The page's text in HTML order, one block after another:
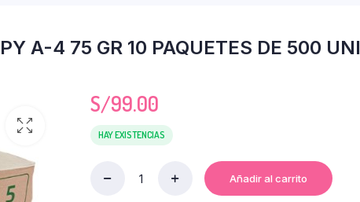
A-4 75 GR 10 PAQUETES DE 500 UNI
S/99.00
HAY EXISTENCIAS
Añadir al carrito